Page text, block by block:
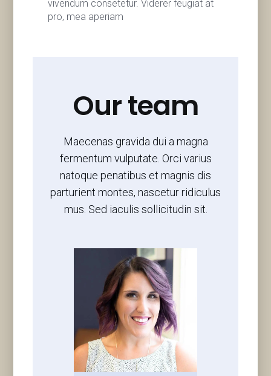
vivendum consetetur. Viderer feugiat at
pro, mea aperiam
Our team
Maecenas gravida dui a magna
fermentum vulputate. Orci varius
natoque penatibus et magnis dis
parturient montes, nascetur ridiculus
mus. Sed iaculis sollicitudin sit.